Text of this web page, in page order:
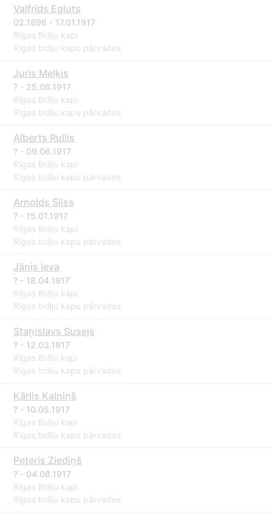
Valfrīds Egluts
02.1896 - 17.01.1917
Rīgas Brāļu kapi
Rīgas brāļu kapu pārvades
Juris Meļķis
? - 25.06.1917
Rīgas Brāļu kapi
Rīgas brāļu kapu pārvades
Alberts Rullis
? - 09.06.1917
Rīgas Brāļu kapi
Rīgas brāļu kapu pārvades
Arnolds Silss
? - 15.01.1917
Rīgas Brāļu kapi
Rīgas brāļu kapu pārvades
Jānis Ieva
? - 18.04.1917
Rīgas Brāļu kapi
Rīgas brāļu kapu pārvades
Staņislavs Susejs
? - 12.03.1917
Rīgas Brāļu kapi
Rīgas brāļu kapu pārvades
Kārlis Kalniņš
? - 10.05.1917
Rīgas Brāļu kapi
Rīgas brāļu kapu pārvades
Peteris Ziediņš
? - 04.08.1917
Rīgas Brāļu kapi
Rīgas brāļu kapu pārvades